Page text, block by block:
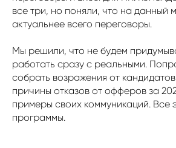
все три, но поняли, что на данный
актуальнее всего переговоры.
Мы решили, что не будем
работать сразу с реальными.
собрать возражения от кандидатов
причины отказов от офферов за
примеры своих коммуникаций. Все
программы.